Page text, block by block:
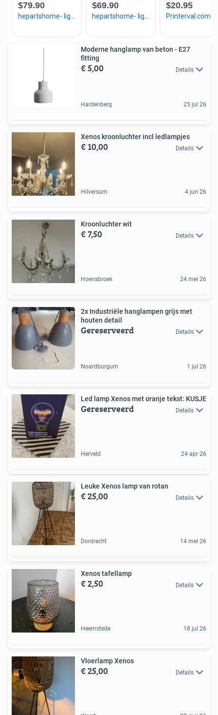
Moderne hanglamp van beton - E27
fitting
€ 5,00 Details
Hardenberg 25 jul 26
Xenos kroonluchter incl ledlampjes
€ 10,00 Details
Hilversum 4 jun 26
Kroonluchter wit
€ 7,50 Details
Hoensbroek 24 mei 26
2x Industriële hanglampen grijs met
houten detail
Gereserveerd Details
Noardburgum 1 jul 26
Led lamp Xenos met oranje tekst: KUSJE
Gereserveerd Details
Herveld 24 apr 26
Leuke Xenos lamp van rotan
€ 25,00 Details
Dordrecht 14 mei 26
Xenos tafellamp
€ 2,50 Details
Heemstede 18 jul 26
Vloerlamp Xenos
€ 25,00 Details